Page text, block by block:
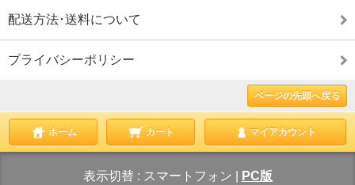
配送方法･送料について
プライバシーポリシー
ページの先頭へ戻る
ホーム カート マイアカウント
表示切替 : スマートフォン PC版